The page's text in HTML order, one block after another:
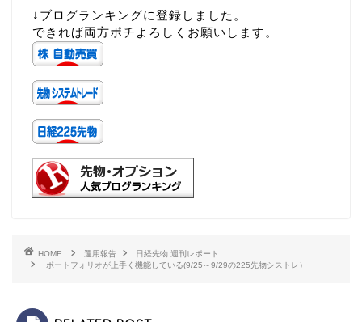
↓ブログランキングに登録しました。
できれば両方ポチよろしくお願いします。
HOME 運用報告
日経先物 週刊レポート
ポートフォリオが上手く機能している(9/25～9/29の225先物シストレ）